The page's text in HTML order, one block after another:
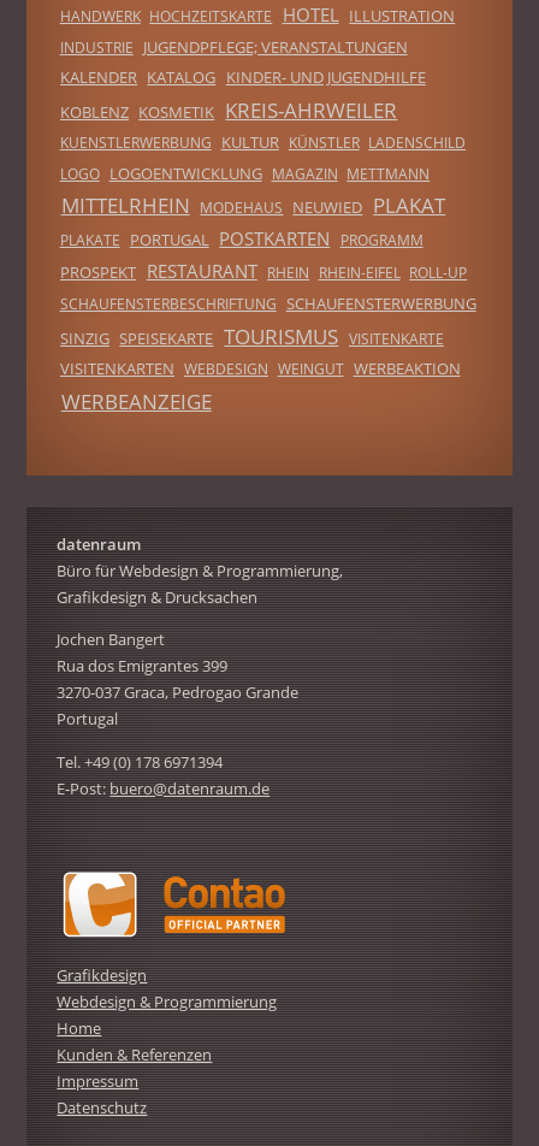
HANDWERK HOCHZEITSKARTE HOTEL ILLUSTRATION
INDUSTRIE
JUGENDPFLEGE; VERANSTALTUNGEN
KALENDER KATALOG KINDER- UND JUGENDHILFE
KOBLENZ KOSMETIK KREIS-AHRWEILER
KUENSTLERWERBUNG KULTUR KÜNSTLER LADENSCHILD
LOGO
LOGOENTWICKLUNG MAGAZIN METTMANN
MITTELRHEIN MODEHAUS NEUWIED PLAKAT
PLAKATE PORTUGAL POSTKARTEN PROGRAMM
PROSPEKT RESTAURANT RHEIN RHEIN-EIFEL ROLL-UP
SCHAUFENSTERBESCHRIFTUNG SCHAUFENSTERWERBUNG
SINZIG SPEISEKARTE TOURISMUS VISITENKARTE
VISITENKARTEN WEBDESIGN WEINGUT WERBEAKTION
WERBEANZEIGE
datenraum
Büro für Webdesign & Programmierung,
Grafikdesign & Drucksachen
Jochen Bangert
Rua dos Emigrantes 399
3270-037 Graca, Pedrogao Grande
Portugal
Tel. +49 (0) 178 6971394
E-Post:buero@datenraum.de
Grafikdesign
Webdesign & Programmierung
Home
Kunden & Referenzen
Impressum
Datenschutz